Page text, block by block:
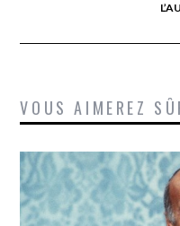
VOUS AIMEREZ